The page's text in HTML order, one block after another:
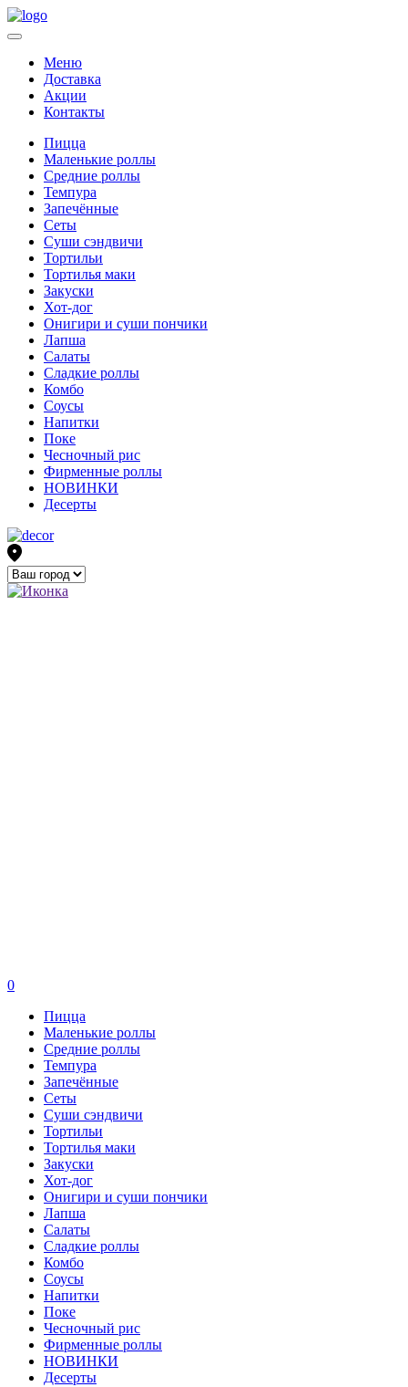
Меню
Доставка
Акции
Контакты
Пицца
Маленькие роллы
Средние роллы
Темпура
Запечённые
Сеты
Суши сэндвичи
Тортильи
Тортилья маки
Закуски
Хот-дог
Онигири и суши пончики
Лапша
Салаты
Сладкие роллы
Комбо
Соусы
Напитки
Поке
Чесночный рис
Фирменные роллы
НОВИНКИ
Десерты
0
Пицца
Маленькие роллы
Средние роллы
Темпура
Запечённые
Сеты
Суши сэндвичи
Тортильи
Тортилья маки
Закуски
Хот-дог
Онигири и суши пончики
Лапша
Салаты
Сладкие роллы
Комбо
Соусы
Напитки
Поке
Чесночный рис
Фирменные роллы
НОВИНКИ
Десерты